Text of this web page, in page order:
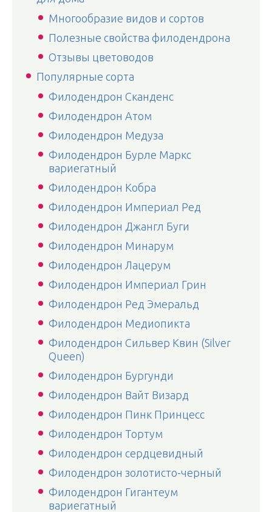
Многообразие видов и сортов
Полезные свойства филодендрона
Отзывы цветоводов
Популярные сорта
Филодендрон Сканденс
Филодендрон Атом
Филодендрон Медуза
Филодендрон Бурле Маркс
вариегатный
Филодендрон Кобра
Филодендрон Империал Ред
Филодендрон Джангл Буги
Филодендрон Минарум
Филодендрон Лацерум
Филодендрон Империал Грин
Филодендрон Ред Эмеральд
Филодендрон Медиопикта
Филодендрон Сильвер Квин (Silver
Queen)
Филодендрон Бургунди
Филодендрон Вайт Визард
Филодендрон Пинк Принцесс
Филодендрон Тортум
Филодендрон сердцевидный
Филодендрон золотисто-черный
Филодендрон Гигантеум
вариегатный